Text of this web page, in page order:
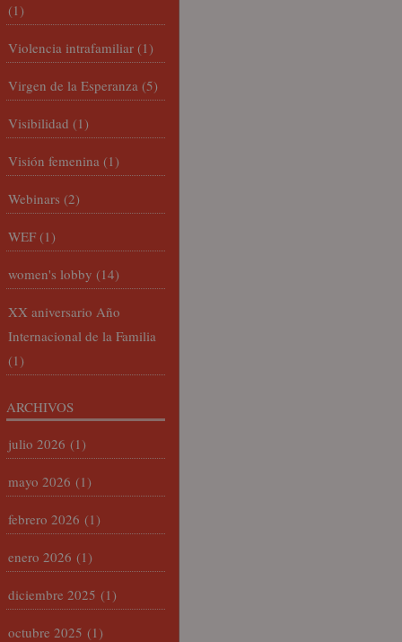
(1)
Violencia intrafamiliar (1)
Virgen de la Esperanza (5)
Visibilidad (1)
Visión femenina (1)
Webinars (2)
WEF (1)
women's lobby (14)
XX aniversario Año
Internacional de la Familia
(1)
ARCHIVOS
julio 2026 (1)
mayo 2026 (1)
febrero 2026 (1)
enero 2026 (1)
diciembre 2025 (1)
octubre 2025 (1)